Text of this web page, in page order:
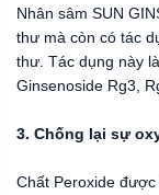
Nhân sâm SUN
thư mà còn có tác
thư. Tác dụng này
Ginsenoside Rg3,
3. Chống lại sự
Chất Peroxide